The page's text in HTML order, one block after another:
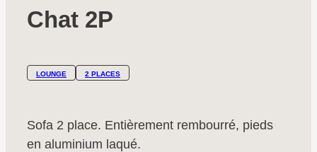
Chat 2P
LOUNGE 2 PLACES
Sofa 2 place. Entièrement rembourré, pieds
en aluminium laqué.